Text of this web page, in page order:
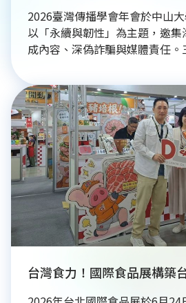
2026臺灣傳播學會年會於中山
以「永續與韌性」為主題，邀
成內容、深偽詐騙與媒體責任
新推動社會影響力。年會聚焦
展現傳播研究的多元能量。未
界連結，並參與亞太永續博覽
美好永續未來。
台灣食力！國際食品展構築